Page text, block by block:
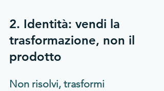
2. Identità: vendi la
trasformazione, non il
prodotto
Non risolvi, trasformi